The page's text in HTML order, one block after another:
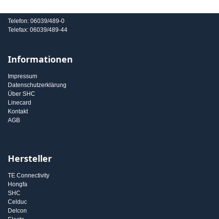
Telefon: 06039/489-0
Telefax: 06039/489-44
Informationen
Impressum
Datenschutzerklärung
Über SHC
Linecard
Kontakt
AGB
Hersteller
TE Connectivity
Hongfa
SHC
Celduc
Delcon